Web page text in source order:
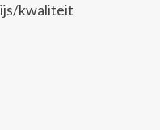
kwaliteit